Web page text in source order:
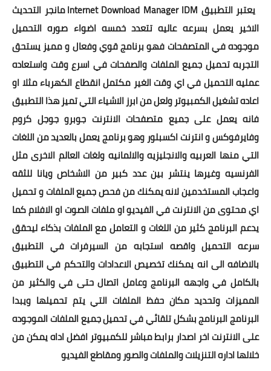
يعتبر التطبيق Internet Download Manager IDM مانجر التحديث
الاخير يعمل بسرعه عاليه تتعدد خمسه اضواء صوره التحميل
موجوده في المتصفحات فهو برنامج قوي وفعال و مميز يستحق
التجربه تحميل جميع الملفات والصفحات في اسرع وقت واستعاده
عمليه التحميل في اي وقت الغير مكتمل انقطاع الكهرباء مثلا او
اعاده تشغيل الكمبيوتر ولعل من ابرز الاشياء التي تميز هذا التطبيق
فانه يعمل على جميع متصفحات الانترنت جوبرو جوجل كروم
وفايرفوكس و انترنت اكسبلور وهو برنامج يعمل بالعديد من اللغات
التي منها العربيه والانجليزيه والالمانيه ولغات العالم الاخرى مثل
الفرنسيه وغيرها ينتشر بين عدد كبير من الاشخاص ويانا للثقه
واعجاب المستخدمين لانه يمكنك من فحص جميع الملفات و تحميل
اي محتوى من الانترنت في الفيديو او ملفات الصوت او الافلام كما
يدعم البرنامج كثير من اللغات و التعامل مع الملفات بذكاء ليحقق
سرعه التحميل واقصه استجابه من السيرفرات في التطبيق
بالاضافه الى انه يمكنك تخصيص الاعدادات والتحكم في التطبيق
بالكامل في واجهه البرنامج وعامل اتصال حتى في والكثير من
المميزات وتحديد مكان حفظ الملفات التي يتم تحميلها ويبدا
البرنامج البرنامج بشكل تلقائي في تحميل جميع الملفات الموجوده
على الانترنت اخر اصدار برابط مباشر للكمبيوتر افضل اداه يمكن من
خلالها اداره التنزيلات والملفات والصور ومقاطع الفيديو